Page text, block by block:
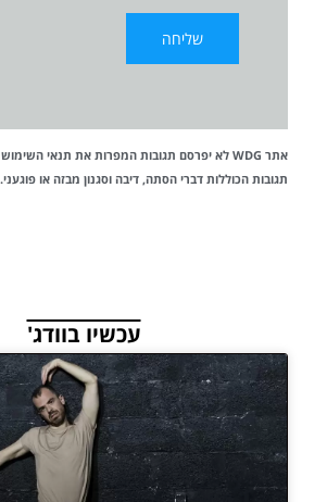
אתר WDG לא יפרסם תגובות המפרות את תנאי השימוש
תגובות הכוללות דברי הסתה, דיבה וסגנון מבזה או פוגעני.
עכשיו בוודג'